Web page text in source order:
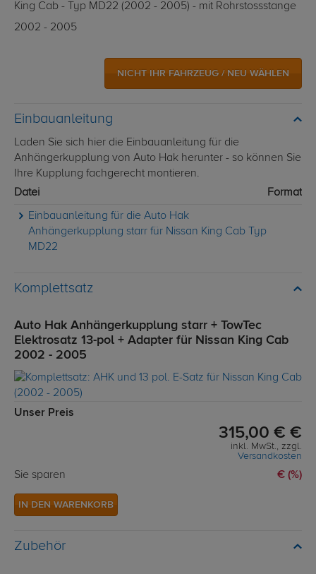
King Cab - Typ MD22 (2002 - 2005) - mit Rohrstossstange
2002 - 2005
NICHT IHR FAHRZEUG / NEU WÄHLEN
Einbauanleitung
Laden Sie sich hier die Einbauanleitung für die
Anhängerkupplung von Auto Hak herunter - so können Sie
Ihre Kupplung fachgerecht montieren.
Datei
Format
Einbauanleitung für die Auto Hak
Anhängerkupplung starr für Nissan King Cab Typ
MD22
Komplettsatz
Auto Hak Anhängerkupplung starr + TowTec
Elektrosatz 13-pol + Adapter für Nissan King Cab
2002 - 2005
Unser Preis
315,00 € €
inkl. MwSt., zzgl.
Versandkosten
Sie sparen € (%)
IN DEN WARENKORB
Zubehör